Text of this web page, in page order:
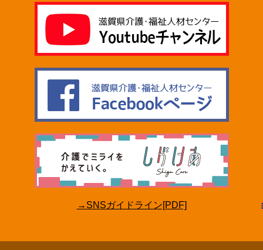
→SNSガイドライン[PDF]